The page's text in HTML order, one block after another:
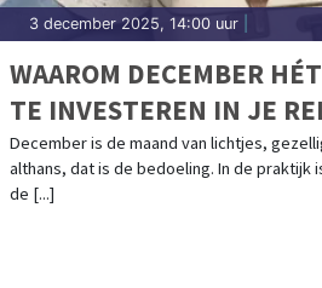
3 december 2025, 14:00 uur
WAAROM DECEMBER
TE INVESTEREN IN JE
December is de maand van lichtjes,
althans, dat is de bedoeling. In de praktijk
de [...]